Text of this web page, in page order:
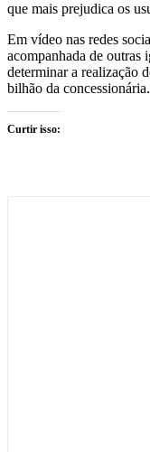
que mais prejudica os
Em vídeo nas redes
acompanhada de outras
determinar a realização
bilhão da concessionária.
Curtir isso: